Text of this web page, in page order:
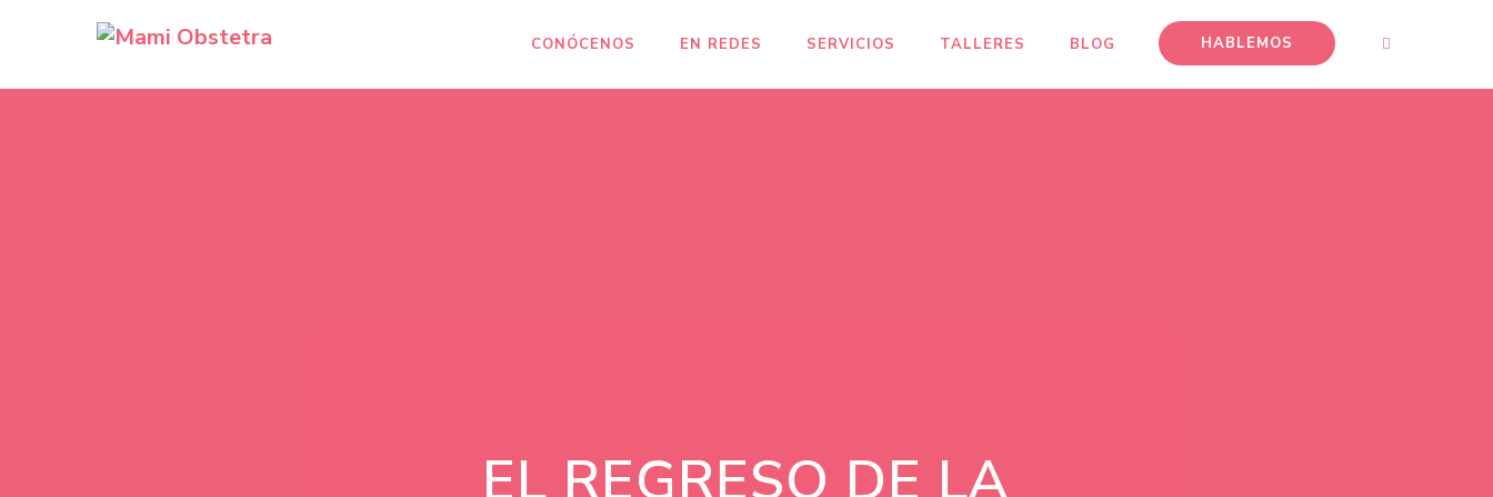
CONÓCENOS EN REDES SERVICIOS TALLERES BLOG HABLEMOS
EL REGRESO DE LA